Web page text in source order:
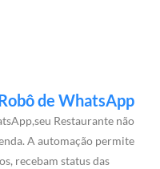
de WhatsApp
Restaurante não
A automação permite
recebam status das